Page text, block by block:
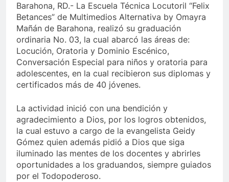
Barahona, RD.- La Escuela Técnica Locutoril “Felix
Betances” de Multimedios Alternativa by Omayra
Mañán de Barahona, realizó su graduación
ordinaria No. 03, la cual abarcó las áreas de:
Locución, Oratoria y Dominio Escénico,
Conversación Especial para niños y oratoria para
adolescentes, en la cual recibieron sus diplomas y
certificados más de 40 jóvenes.
La actividad inició con una bendición y
agradecimiento a Dios, por los logros obtenidos,
la cual estuvo a cargo de la evangelista Geidy
Gómez quien además pidió a Dios que siga
iluminado las mentes de los docentes y abrirles
oportunidades a los graduandos, siempre guiados
por el Todopoderoso.